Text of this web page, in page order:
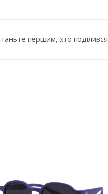
першим, хто